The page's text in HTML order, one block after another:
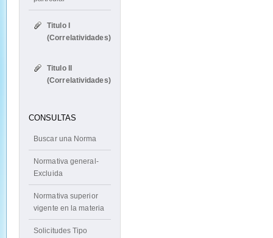
Titulo I
(Correlatividades)
Titulo II
(Correlatividades)
CONSULTAS
Buscar una Norma
Normativa general-
Excluida
Normativa superior
vigente en la materia
Solicitudes Tipo